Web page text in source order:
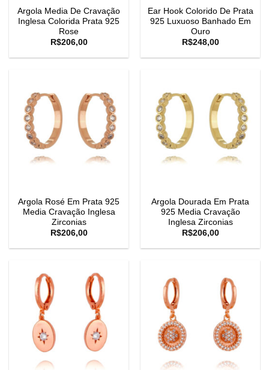
Argola Media De Cravação
Inglesa Colorida Prata 925
Rose
R$206,00
Ear Hook Colorido De Prata
925 Luxuoso Banhado Em
Ouro
R$248,00
Argola Rosé Em Prata 925
Media Cravação Inglesa
Zirconias
R$206,00
Argola Dourada Em Prata
925 Media Cravação
Inglesa Zirconias
R$206,00